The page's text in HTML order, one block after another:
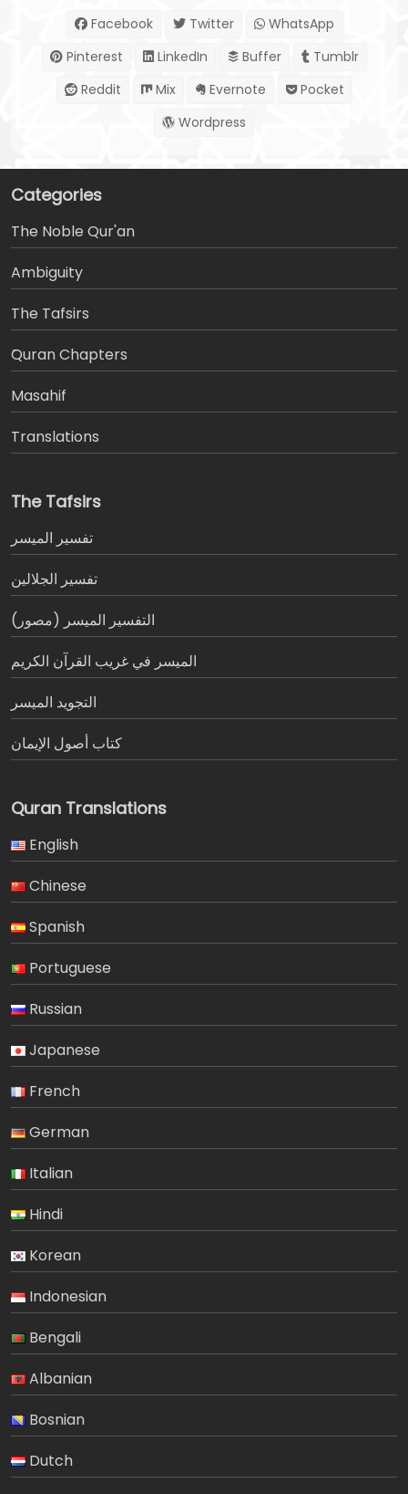
Facebook Twitter
WhatsApp
Pinterest
LinkedIn Buffer
Tumblr
Reddit
Mix Evernote
Pocket
Wordpress
Categories
The Noble Qur'an
Ambiguity
The Tafsirs
َQuran Chapters
Masahif
Translations
The Tafsirs
تفسير المیسر
تفسير الجلالين
التفسير الميسر (مصور)
الميسر في غريب القرآن الكريم
التجويد الميسر
كتاب أصول الإيمان
Quran Translations
English
Chinese
Spanish
Portuguese
Russian
Japanese
French
German
Italian
Hindi
Korean
Indonesian
Bengali
Albanian
Bosnian
Dutch